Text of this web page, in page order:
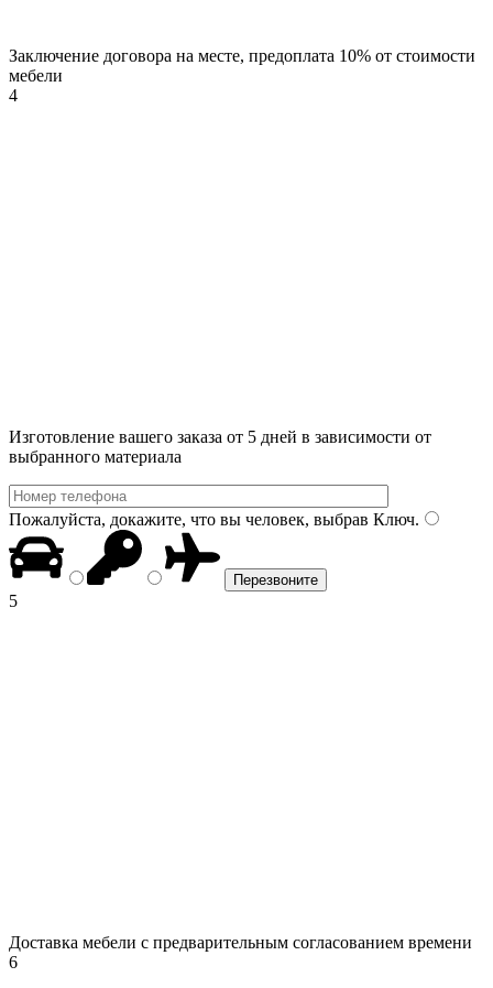
Заключение договора на месте, предоплата 10% от стоимости
мебели
4
Изготовление вашего заказа от 5 дней в зависимости от
выбранного материала
Пожалуйста, докажите, что вы человек, выбрав Ключ.
5
Доставка мебели с предварительным согласованием времени
6